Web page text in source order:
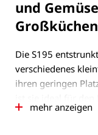
und
Großküchen
Die S195
verschiedenes
ihren geringen
den verschiedenen
mehr anzeigen